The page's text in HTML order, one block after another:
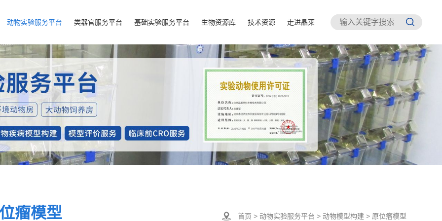
动物实验服务平台 类器官服务平台 基础实验服务平台 生物资源库 技术资源 走进晶莱
瘤模型 首页 > 动物实验服务平台 > 动物模型构建 > 原位瘤模型